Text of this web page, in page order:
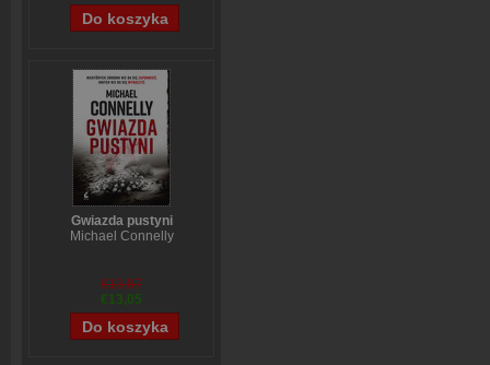
Gwiazda pustyni
Michael Connelly
€13,87
€13,05